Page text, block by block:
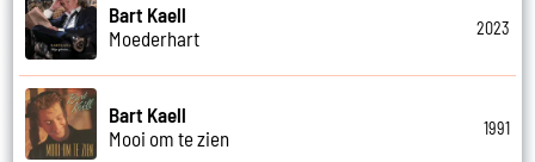
Bart Kaell
Moederhart
2023
Bart Kaell
Mooi om te zien
1991